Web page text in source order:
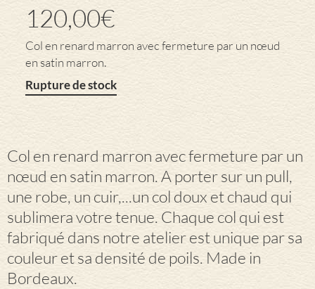
120,00€
Col en renard marron avec fermeture par un nœud
en satin marron.
Rupture de stock
Col en renard marron avec fermeture par un
nœud en satin marron. A porter sur un pull,
une robe, un cuir,...un col doux et chaud qui
sublimera votre tenue. Chaque col qui est
fabriqué dans notre atelier est unique par sa
couleur et sa densité de poils. Made in
Bordeaux.